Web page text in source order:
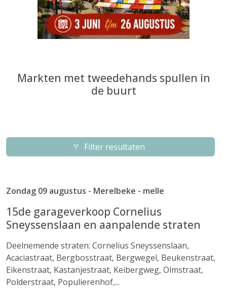
Markten met tweedehands spullen in
de buurt
Filter resultaten
Zondag 09 augustus - Merelbeke - melle
15de garageverkoop Cornelius
Sneyssenslaan en aanpalende straten
Deelnemende straten: Cornelius Sneyssenslaan,
Acaciastraat, Bergbosstraat, Bergwegel, Beukenstraat,
Eikenstraat, Kastanjestraat, Keibergweg, Olmstraat,
Polderstraat, Populierenhof,...